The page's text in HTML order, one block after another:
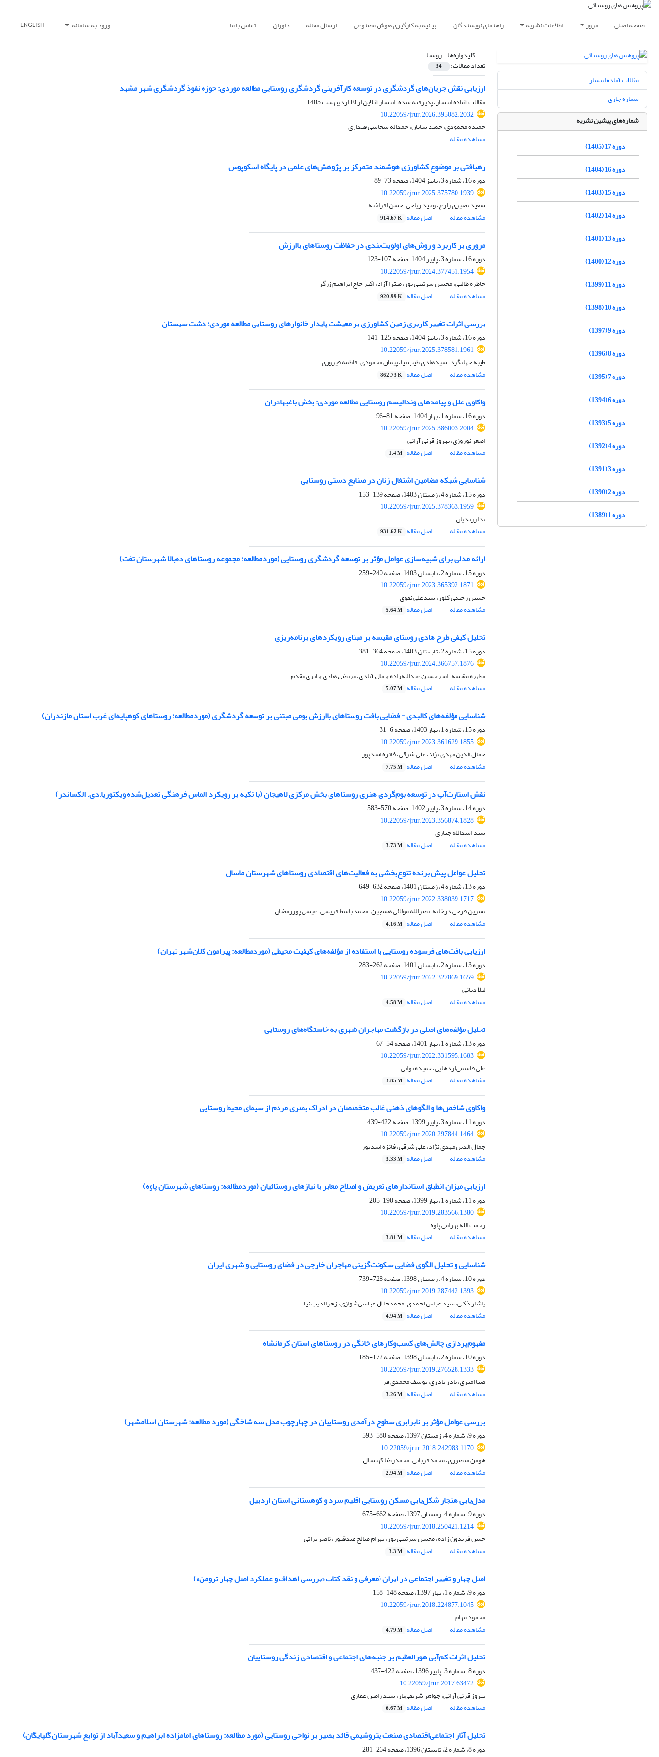
صفحه اصلی مرور اطلاعات نشریه راهنمای نویسندگان بیانیه به کارگیری هوش مصنوعی ارسال مقاله داوران تماس با ما ورود به سامانه ENGLISH
کلیدواژه‌ها =روستا
تعداد مقالات: 34
ارزیابی نقش جریان‌های گردشگری در توسعه کارآفرینی گردشگری روستایی مطالعه موردی: حوزه نفوذ گردشگری شهر مشهد
مقالات آماده انتشار، پذیرفته شده، انتشار آنلاین از10 اردیبهشت 1405
10.22059/jrur.2026.395082.2032
حمیده محمودی، حمید شایان، حمداله سجاسی قیداری
مشاهده مقاله
رهیافتی بر موضوع کشاورزی هوشمند متمرکز بر پژوهش‌های علمی در پایگاه اسکوپوس
دوره 16، شماره 3، پاییز 1404، صفحه
73-89
10.22059/jrur.2025.375780.1939
سعید نصیری زارع، وحید ریاحی، حسن افراخته
مشاهده مقاله
اصل مقاله 914.67 K
مروری بر کاربرد و روش‌های اولویت‌بندی در حفاظت روستاهای باارزش
دوره 16، شماره 3، پاییز 1404، صفحه
107-123
10.22059/jrur.2024.377451.1954
خاطره طالبی، محسن سرتیپی پور، میترا آزاد، اکبر حاج ابراهیم زرگر
مشاهده مقاله
اصل مقاله 920.99 K
بررسی اثرات تغییر کاربری زمین کشاورزی بر معیشت پایدار خانوارهای روستایی مطالعه موردی: دشت سیستان
دوره 16، شماره 3، پاییز 1404، صفحه
125-141
10.22059/jrur.2025.378581.1961
طیبه جهانگرد، سیدهادی طیب نیا، پیمان محمودی، فاطمه فیروزی
مشاهده مقاله
اصل مقاله 862.73 K
واکاوی علل و پیامدهای وندالیسم روستایی مطالعه موردی: بخش باغبهادران
دوره 16، شماره 1، بهار 1404، صفحه
81-96
10.22059/jrur.2025.386003.2004
اصغر نوروزی، بهروز قرنی آرانی
مشاهده مقاله
اصل مقاله 1.4 M
شناسایی شبکه مضامین اشتغال زنان در صنایع دستی روستایی
دوره 15، شماره 4، زمستان 1403، صفحه
139-153
10.22059/jrur.2025.378363.1959
ندا زرندیان
مشاهده مقاله
اصل مقاله 931.62 K
ارائه مدلی برای شبیه‌سازی عوامل مؤثر بر توسعه گردشگری روستایی (موردمطالعه: مجموعه روستاهای ده‌بالا شهرستان تفت)
دوره 15، شماره 2، تابستان 1403، صفحه
240-259
10.22059/jrur.2023.365392.1871
حسین رحیمی کلور، سیدعلی نقوی
مشاهده مقاله
اصل مقاله 5.64 M
تحلیل کیفی طرح هادی روستای مقیسه بر مبنای رویکردهای برنامه‌ریزی
دوره 15، شماره 2، تابستان 1403، صفحه
364-381
10.22059/jrur.2024.366757.1876
مطهره مقیسه، امیرحسین عبدالله‌زاده جمال آبادی، مرتضی هادی جابری مقدم
مشاهده مقاله
اصل مقاله 5.07 M
شناسایی مؤلفه‌های کالبدی - فضایی بافت روستاهای باارزش بومی مبتنی بر توسعه گردشگری (موردمطالعه: روستاهای کوهپایه‌ای غرب استان مازندران)
دوره 15، شماره 1، بهار 1403، صفحه
6-31
10.22059/jrur.2023.361629.1855
جمال الدین مهدی نژاد، علی شرقی، فائزه اسدپور
مشاهده مقاله
اصل مقاله 7.75 M
نقش استارت‌آپ در توسعه بوم‌گردی هنری روستاهای بخش مرکزی لاهیجان (با تکیه بر رویکرد الماس فرهنگی تعدیل‌شده ویکتوریا.دی. الکساندر)
دوره 14، شماره 3، پاییز 1402، صفحه
570-583
10.22059/jrur.2023.356874.1828
سید اسدالله جباری
مشاهده مقاله
اصل مقاله 3.73 M
تحلیل عوامل پیش برنده تنوع‌بخشی به فعالیت‌های اقتصادی روستاهای شهرستان ماسال
دوره 13، شماره 4، زمستان 1401، صفحه
632-649
10.22059/jrur.2022.338039.1717
نسرین فرجی درخانه، نصرالله مولائی هشجین، محمد باسط قریشی، عیسی پوررمضان
مشاهده مقاله
اصل مقاله 4.16 M
ارزیابی بافت‌های فرسوده روستایی با استفاده از مؤلفه‌های کیفیت محیطی (موردمطالعه: پیرامون کلان‌شهر تهران)
دوره 13، شماره 2، تابستان 1401، صفحه
262-283
10.22059/jrur.2022.327869.1659
لیلا دیانی
مشاهده مقاله
اصل مقاله 4.58 M
تحلیل مؤلفه‌های اصلی در بازگشت مهاجران شهری به خاستگاه‌های روستایی
دوره 13، شماره 1، بهار 1401، صفحه
54-67
10.22059/jrur.2022.331595.1683
علی قاسمی اردهایی، حمیده ثوابی
مشاهده مقاله
اصل مقاله 3.85 M
واکاوی شاخص‌ها و الگوهای ذهنی غالب متخصصان در ادراک بصری مردم از سیمای محیط روستایی
دوره 11، شماره 3، پاییز 1399، صفحه
422-439
10.22059/jrur.2020.297844.1464
جمال الدین مهدی نژاد، علی شرقی، فائزه اسدپور
مشاهده مقاله
اصل مقاله 3.33 M
ارزیابی میزان انطباق استاندارهای تعریض و اصلاح معابر با نیازهای روستائیان (موردمطالعه: روستاهای شهرستان پاوه)
دوره 11، شماره 1، بهار 1399، صفحه
190-205
10.22059/jrur.2019.283566.1380
رحمت الله بهرامی پاوه
مشاهده مقاله
اصل مقاله 3.81 M
شناسایی و تحلیل الگوی فضایی سکونت‌گزینی مهاجران خارجی در فضای روستایی و شهری ایران
دوره 10، شماره 4، زمستان 1398، صفحه
728-739
10.22059/jrur.2019.287442.1393
یاشار ذکـی، سید عباس احمدی، محمدجلال عباسی‌شوازی، زهرا ادیب نیا
مشاهده مقاله
اصل مقاله 4.94 M
مفهوم‌پردازی چالش‌های کسب‌وکارهای خانگی در روستاهای استان کرمانشاه
دوره 10، شماره 2، تابستان 1398، صفحه
172-185
10.22059/jrur.2019.276528.1333
صبا امیری، نادر نادری، یوسف محمدی فر
مشاهده مقاله
اصل مقاله 3.26 M
بررسی عوامل مؤثر بر نابرابری سطوح درآمدی روستاییان در چهارچوب مدل سه شاخگی (مورد مطالعه: شهرستان اسلامشهر)
دوره 9، شماره 4، زمستان 1397، صفحه
580-593
10.22059/jrur.2018.242983.1170
هومن منصوری، محمد قربانی، محمدرضا کهنسال
مشاهده مقاله
اصل مقاله 2.94 M
مدل‌یابی هنجار شکل‌یابی مسکن روستایی اقلیم سرد و کوهستانی استان اردبیل
دوره 9، شماره 4، زمستان 1397، صفحه
662-675
10.22059/jrur.2018.250421.1214
حسن فریدون زاده، محسن سرتیپی پور، بهرام صالح صدقپور، ناصر براتی
مشاهده مقاله
اصل مقاله 3.3 M
اصل چهار و تغییر اجتماعی در ایران (معرفی و نقد کتاب «بررسی اهداف و عملکرد اصل چهار ترومن»)
دوره 9، شماره 1، بهار 1397، صفحه
148-158
10.22059/jrur.2018.224877.1045
محمود مهام
مشاهده مقاله
اصل مقاله 4.79 M
تحلیل اثرات کم‌آبی هورالعظیم بر جنبه‌های اجتماعی و اقتصادی زندگی روستاییان
دوره 8، شماره 3، پاییز 1396، صفحه
422-437
10.22059/jrur.2017.63472
بهروز قرنی آرانی، جواهر شریفی‌یار، سید رامین غفاری
مشاهده مقاله
اصل مقاله 6.67 M
تحلیل آثار اجتماعی‌اقتصادی صنعت پتروشیمی قائد بصیر بر نواحی روستایی (مورد مطالعه: روستاهای امامزاده ابراهیم و سعیدآباد از توابع شهرستان گلپایگان)
دوره 8، شماره 2، تابستان 1396، صفحه
264-281
مقالات آماده انتشار
شماره جاری
شماره‌های پیشین نشریه
دوره 17 (1405)
دوره 16 (1404)
دوره 15 (1403)
دوره 14 (1402)
دوره 13 (1401)
دوره 12 (1400)
دوره 11 (1399)
دوره 10 (1398)
دوره 9 (1397)
دوره 8 (1396)
دوره 7 (1395)
دوره 6 (1394)
دوره 5 (1393)
دوره 4 (1392)
دوره 3 (1391)
دوره 2 (1390)
دوره 1 (1389)